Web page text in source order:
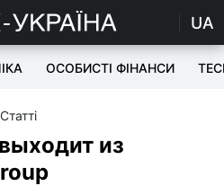
UA
ОСОБИСТІ ФІНАНСИ
Статті
из